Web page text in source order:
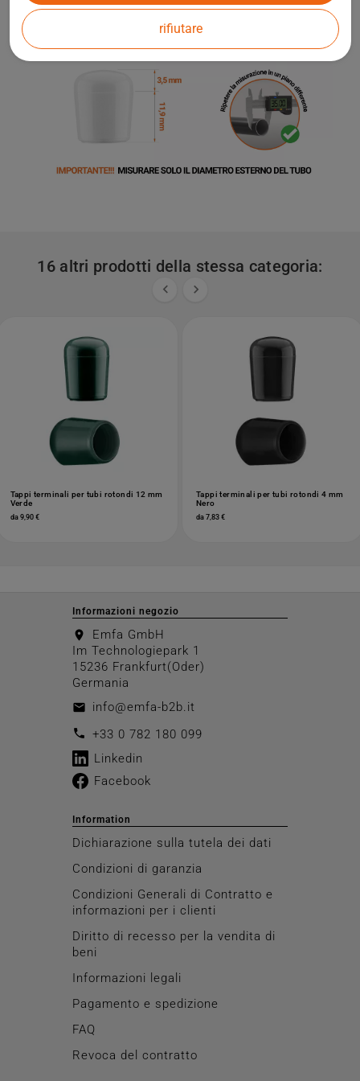
16 altri prodotti della stessa categoria:
 
Tappi terminali per tubi rotondi 12 mm
Verde
da 9,90 €
Tappi terminali per tubi rotondi 4 mm
Nero
da 7,83 €
rifiutare
Informazioni negozio
location_on
Emfa GmbH
Im Technologiepark 1
15236 Frankfurt(Oder)
Germania
email info@emfa-b2b.it
call +33 0 782 180 099
Linkedin
Facebook
Information
Dichiarazione sulla tutela dei dati
Condizioni di garanzia
Condizioni Generali di Contratto e
informazioni per i clienti
Diritto di recesso per la vendita di
beni
Informazioni legali
Pagamento e spedizione
FAQ
Revoca del contratto